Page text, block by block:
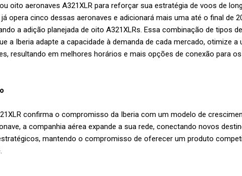
oito aeronaves A321XLR para reforçar sua estratégia de voos de
opera cinco dessas aeronaves e adicionará mais uma até o final de
a adição planejada de oito A321XLRs. Essa combinação de tipos
a Iberia adapte a capacidade à demanda de cada mercado, otimize
resultando em melhores horários e mais opções de conexão para os
confirma o compromisso da Iberia com um modelo de
a companhia aérea expande a sua rede, conectando novos
mantendo o compromisso de oferecer um produto